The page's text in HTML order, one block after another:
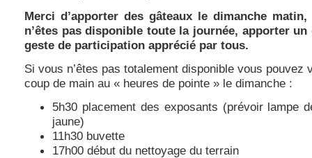
Merci d’apporter des gâteaux le dimanche
n’êtes pas disponible toute la journée, apporter un
geste de participation apprécié par tous.
Si vous n’êtes pas totalement disponible vous pouvez
coup de main au « heures de pointe » le dimanche :
5h30 placement des exposants (prévoir lampe
jaune)
11h30 buvette
17h00 début du nettoyage du terrain